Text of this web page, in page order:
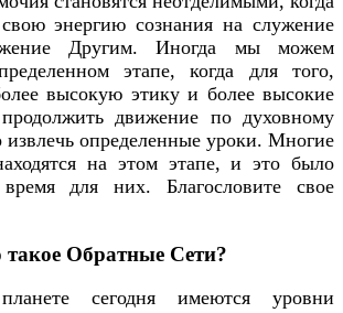
энергию сознания на служение
Другим. Иногда мы можем
этапе, когда для того,
высокую этику и более высокие
движение по духовному
определенные уроки. Многие
на этом этапе, и это было
для них. Благословите свое
такое Обратные Сети?
сегодня имеются уровни